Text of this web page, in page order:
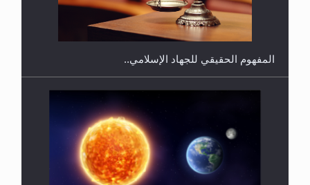
المحجبات؟
المفهوم الحقيقي للجهاد الإسلامي..